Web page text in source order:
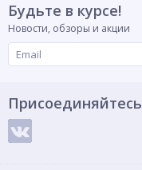
Будьте в курсе!
Новости, обзоры и акции
Присоединяйтесь